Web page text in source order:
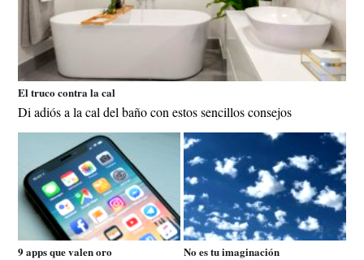
El truco contra la cal
Di adiós a la cal del baño con estos sencillos consejos
9 apps que valen oro No es tu imaginación